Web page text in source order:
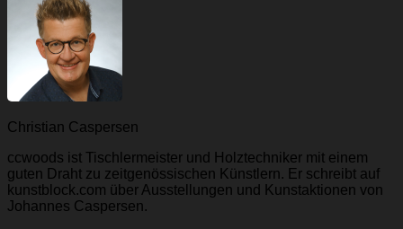
Christian Caspersen
ccwoods ist Tischlermeister und Holztechniker mit einem
guten Draht zu zeitgenössischen Künstlern. Er schreibt auf
kunstblock.com über Ausstellungen und Kunstaktionen von
Johannes Caspersen.